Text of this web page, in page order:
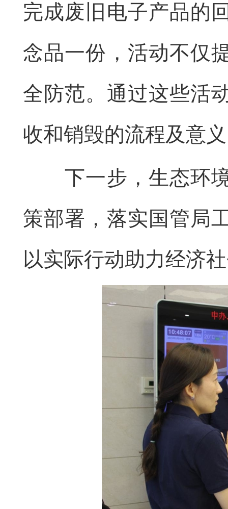
完成废旧电子产品的
念品一份，活动不仅
全防范。通过这些活
收和销毁的流程及意
下一步，生态环境
策部署，落实国管局
以实际行动助力经济